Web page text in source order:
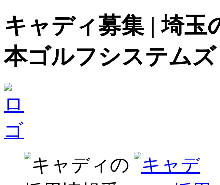
キャディ募集 | 埼玉
本ゴルフシステムズ